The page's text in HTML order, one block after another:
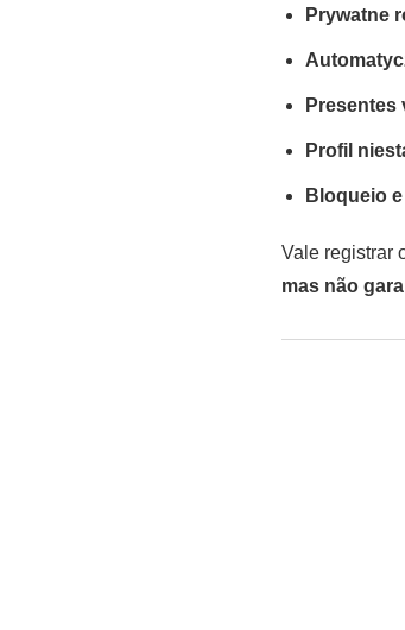
Prywatne
Presentes
Profil
Bloqueio
Vale registrar
mas não